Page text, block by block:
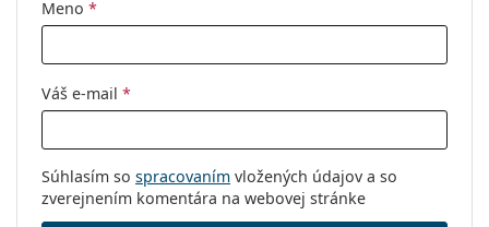
Meno *
Váš e-mail *
Súhlasím so spracovaním vložených údajov a so
zverejnením komentára na webovej stránke